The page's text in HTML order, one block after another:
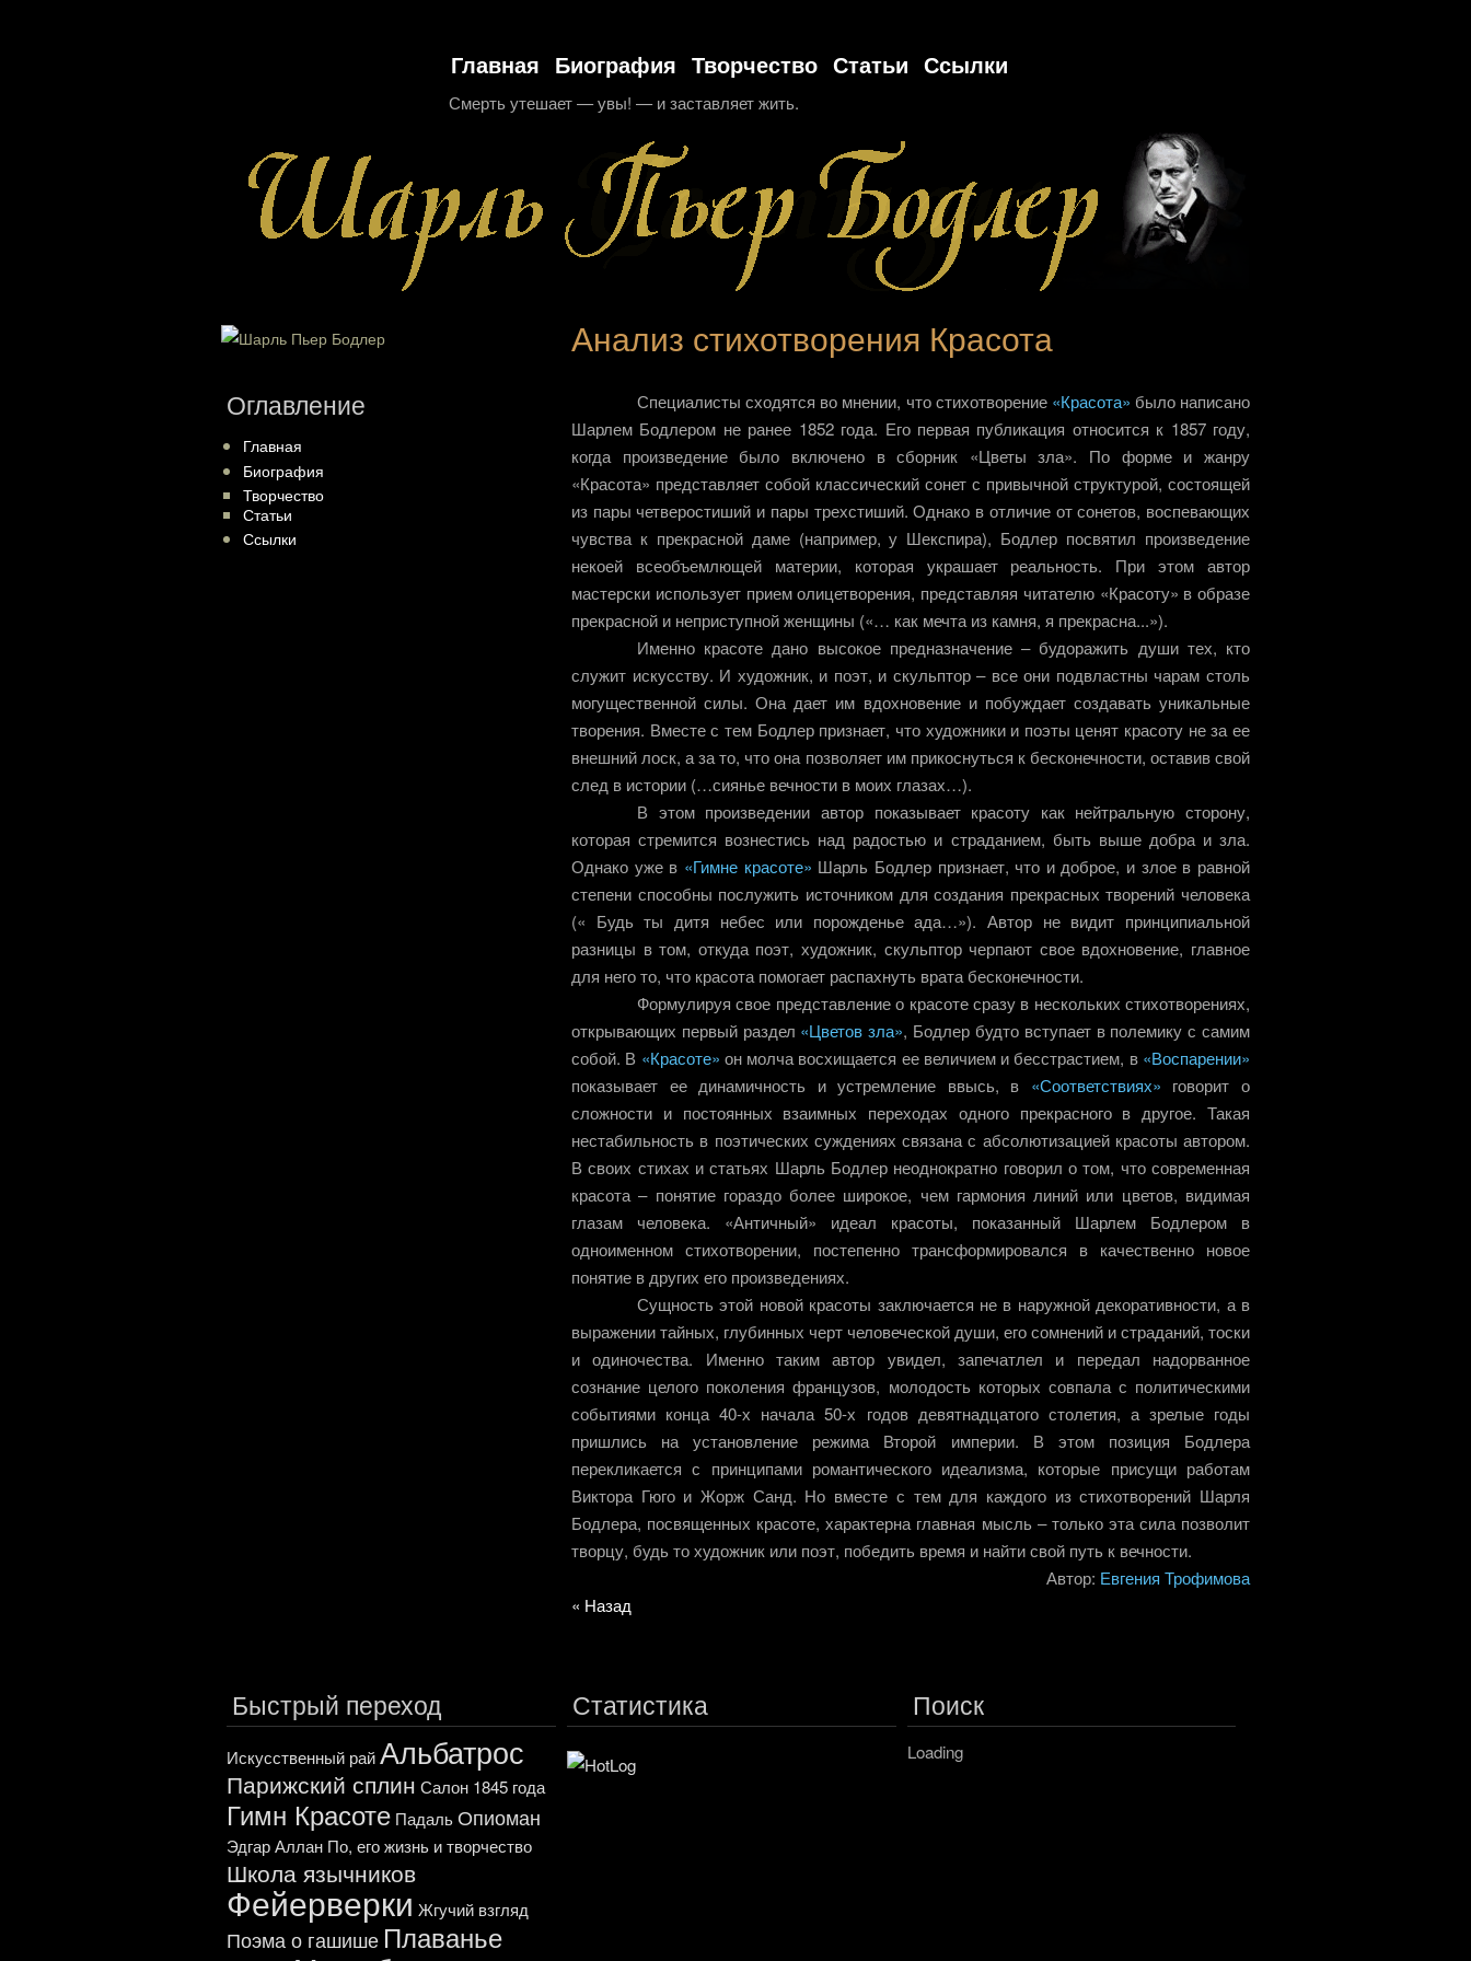
Главная Биография Творчество Статьи Ссылки
Смерть утешает — увы! — и заставляет жить.
Анализ стихотворения Красота
Специалисты сходятся во мнении, что стихотворение «Красота» было написано
Шарлем Бодлером не ранее 1852 года. Его первая публикация относится к 1857 году,
когда произведение было включено в сборник «Цветы зла». По форме и жанру
«Красота» представляет собой классический сонет с привычной структурой, состоящей
из пары четверостиший и пары трехстиший. Однако в отличие от сонетов, воспевающих
чувства к прекрасной даме (например, у Шекспира), Бодлер посвятил произведение
некоей всеобъемлющей материи, которая украшает реальность. При этом автор
мастерски использует прием олицетворения, представляя читателю «Красоту» в образе
прекрасной и неприступной женщины («… как мечта из камня, я прекрасна...»).
Именно красоте дано высокое предназначение – будоражить души тех, кто
служит искусству. И художник, и поэт, и скульптор – все они подвластны чарам столь
могущественной силы. Она дает им вдохновение и побуждает создавать уникальные
творения. Вместе с тем Бодлер признает, что художники и поэты ценят красоту не за ее
внешний лоск, а за то, что она позволяет им прикоснуться к бесконечности, оставив свой
след в истории (…сиянье вечности в моих глазах…).
В этом произведении автор показывает красоту как нейтральную сторону,
которая стремится вознестись над радостью и страданием, быть выше добра и зла.
Однако уже в «Гимне красоте» Шарль Бодлер признает, что и доброе, и злое в равной
степени способны послужить источником для создания прекрасных творений человека
(« Будь ты дитя небес или порожденье ада…»). Автор не видит принципиальной
разницы в том, откуда поэт, художник, скульптор черпают свое вдохновение, главное
для него то, что красота помогает распахнуть врата бесконечности.
Формулируя свое представление о красоте сразу в нескольких стихотворениях,
открывающих первый раздел «Цветов зла», Бодлер будто вступает в полемику с самим
собой. В «Красоте» он молча восхищается ее величием и бесстрастием, в «Воспарении»
показывает ее динамичность и устремление ввысь, в «Соответствиях» говорит о
сложности и постоянных взаимных переходах одного прекрасного в другое. Такая
нестабильность в поэтических суждениях связана с абсолютизацией красоты автором.
В своих стихах и статьях Шарль Бодлер неоднократно говорил о том, что современная
красота – понятие гораздо более широкое, чем гармония линий или цветов, видимая
глазам человека. «Античный» идеал красоты, показанный Шарлем Бодлером в
одноименном стихотворении, постепенно трансформировался в качественно новое
понятие в других его произведениях.
Сущность этой новой красоты заключается не в наружной декоративности, а в
выражении тайных, глубинных черт человеческой души, его сомнений и страданий, тоски
и одиночества. Именно таким автор увидел, запечатлел и передал надорванное
сознание целого поколения французов, молодость которых совпала с политическими
событиями конца 40-х начала 50-х годов девятнадцатого столетия, а зрелые годы
пришлись на установление режима Второй империи. В этом позиция Бодлера
перекликается с принципами романтического идеализма, которые присущи работам
Виктора Гюго и Жорж Санд. Но вместе с тем для каждого из стихотворений Шарля
Бодлера, посвященных красоте, характерна главная мысль – только эта сила позволит
творцу, будь то художник или поэт, победить время и найти свой путь к вечности.
Автор: Евгения Трофимова
« Назад
Оглавление
Главная
Биография
Творчество
Статьи
Ссылки
Быстрый переход
Искусственный райАльбатрос
Парижский сплин Салон 1845 года
Гимн Красоте ПадальОпиоман
Эдгар Аллан По, его жизнь и творчество
Школа язычников
Фейерверки Жгучий взгляд
Поэма о гашише Плаванье
Статистика Поиск
Loading